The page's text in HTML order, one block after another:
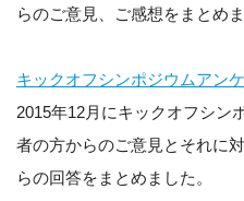
らのご意見、ご感想をまとめま
キックオフシンポジウムアン
2015年12月にキックオフシン
者の方からのご意見とそれに
らの回答をまとめました。